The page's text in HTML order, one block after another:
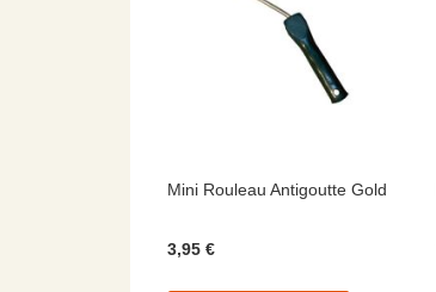
Mini Rouleau Antigoutte Gold
3,95 €